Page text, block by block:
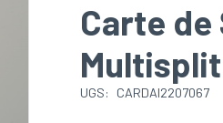
Carte
Multisplit
UGS: CARDAI2207067